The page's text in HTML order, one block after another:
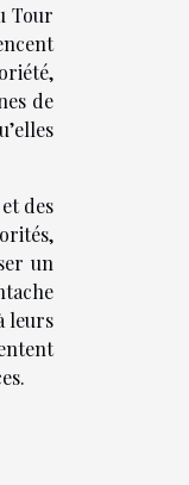
Tour
de
des
un
leurs